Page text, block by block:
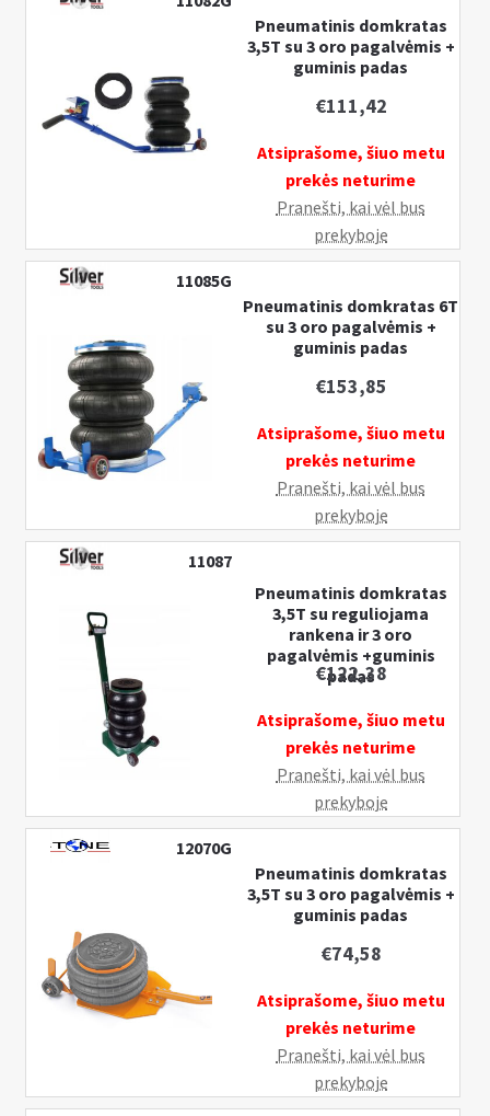
k
l
t
b
m
I
l
s
i
s
m
Pneumatinis domkratas
3,5T su 3 oro pagalvėmis +
guminis padas
€111,42
Atsiprašome, šiuo metu
prekės neturime
Pranešti, kai vėl bus
prekyboje
11085G
Pneumatinis domkratas 6T
su 3 oro pagalvėmis +
guminis padas
€153,85
Atsiprašome, šiuo metu
prekės neturime
Pranešti, kai vėl bus
prekyboje
11087
Pneumatinis domkratas
3,5T su reguliojama
rankena ir 3 oro
pagalvėmis +guminis
padas
€122,38
Atsiprašome, šiuo metu
prekės neturime
Pranešti, kai vėl bus
prekyboje
12070G
Pneumatinis domkratas
3,5T su 3 oro pagalvėmis +
guminis padas
€74,58
Atsiprašome, šiuo metu
prekės neturime
Pranešti, kai vėl bus
prekyboje